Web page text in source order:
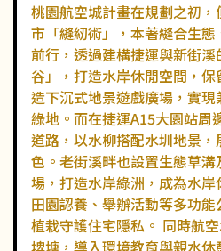
桃園航空城計畫在規劃之初
市「縫紉術」，本著縫合生
前行，透過建構捷運與新街
谷」，打造水岸休閒空間，
造下沉式地景遊戲廣場，實
綠地。而在捷運A15大園站周
道路，以水柳搭配水圳地景
色。老街溪畔也設置生態草
場，打造水岸綠洲，成為水
田園認養、舉辦活動等多功
植栽守護住宅隱私。 同時航
埤塘，導入環境教育與親水